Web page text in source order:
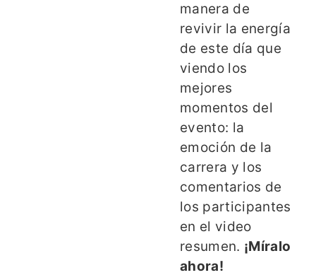
manera de
revivir la energía
de este día que
viendo los
mejores
momentos del
evento: la
emoción de la
carrera y los
comentarios de
los participantes
en el video
resumen. ¡Míralo
ahora!